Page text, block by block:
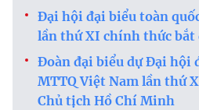
Đại hội đại biểu toàn
lần thứ XI chính thức bắt
Đoàn đại biểu dự Đại hội
MTTQ Việt Nam lần thứ
Chủ tịch Hồ Chí Minh